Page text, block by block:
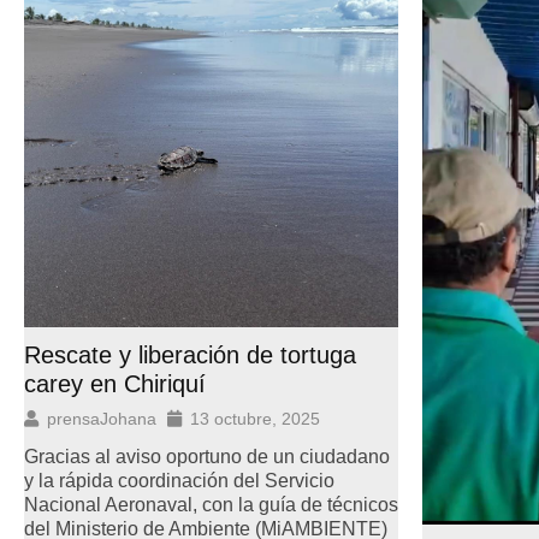
Rescate y liberación de tortuga
carey en Chiriquí
prensaJohana 13 octubre, 2025
Gracias al aviso oportuno de un ciudadano
y la rápida coordinación del Servicio
Nacional Aeronaval, con la guía de técnicos
del Ministerio de Ambiente (MiAMBIENTE)